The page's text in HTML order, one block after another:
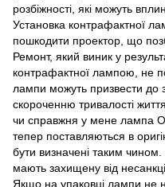
розбіжності, які можуть
Установка контрафактної
пошкодити проектор, що
Ремонт, який виник у
контрафактної лампою, не
лампи можуть призвести до
скороченню тривалості
чи справжня у мене лампа
тепер поставляються в
бути визначені таким
мають захищену від
Якщо на упаковці лампи не